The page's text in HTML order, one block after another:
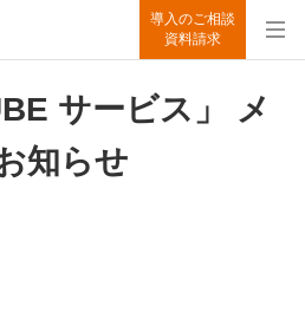
導入のご相談
資料請求
サービス」 メ
知らせ